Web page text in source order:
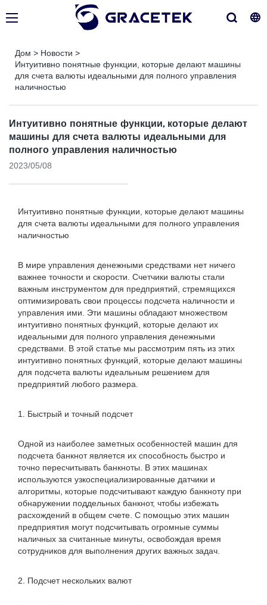
Дом > Новости >
Интуитивно понятные функции, которые делают машины
для счета валюты идеальными для полного управления
наличностью
Интуитивно понятные функции, которые делают
машины для счета валюты идеальными для
полного управления наличностью
2023/05/08
Интуитивно понятные функции, которые делают машины
для счета валюты идеальными для полного управления
наличностью
В мире управления денежными средствами нет ничего
важнее точности и скорости. Счетчики валюты стали
важным инструментом для предприятий, стремящихся
оптимизировать свои процессы подсчета наличности и
управления ими. Эти машины обладают множеством
интуитивно понятных функций, которые делают их
идеальными для полного управления денежными
средствами. В этой статье мы рассмотрим пять из этих
интуитивно понятных функций, которые делают машины
для подсчета валюты идеальным решением для
предприятий любого размера.
1. Быстрый и точный подсчет
Одной из наиболее заметных особенностей машин для
подсчета банкнот является их способность быстро и
точно пересчитывать банкноты. В этих машинах
используются узкоспециализированные датчики и
алгоритмы, которые подсчитывают каждую банкноту при
обнаружении поддельных банкнот, чтобы избежать
расхождений в общем счете. С помощью этих машин
предприятия могут подсчитывать огромные суммы
наличных за считанные минуты, освобождая время
сотрудников для выполнения других важных задач.
2. Подсчет нескольких валют